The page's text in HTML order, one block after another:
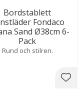
Bordstablett
Fondaco
Sand Ø38cm 6-
Pack
Rund och stilren.